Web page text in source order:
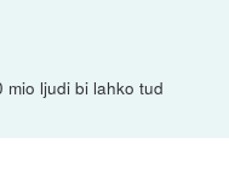
mio ljudi bi lahko tud